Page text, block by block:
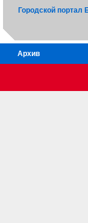
Городской портал
Архив